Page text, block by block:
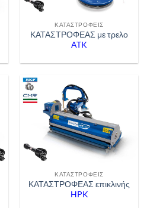
ΚΑΤΑΣΤΡΟΦΕΊΣ
ΚΑΤΑΣΤΡΟΦΕΑΣ με τρελο
ATK
ΚΑΤΑΣΤΡΟΦΕΊΣ
ΚΑΤΑΣΤΡΟΦΕΑΣ επικλινής
HPK